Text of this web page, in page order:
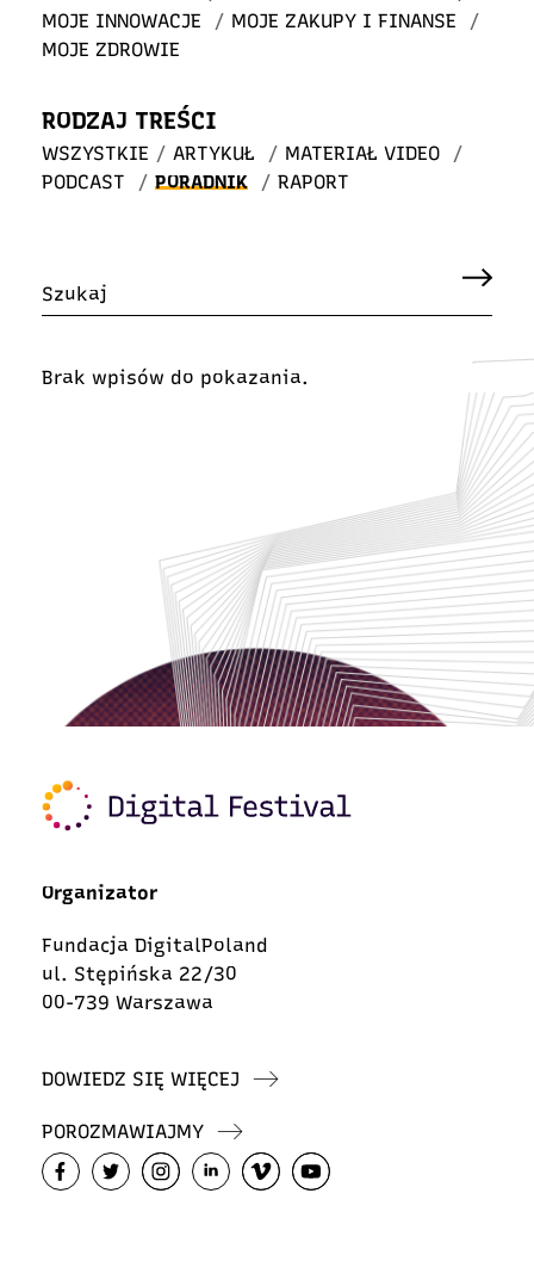
MOJE INNOWACJE
/ MOJE ZAKUPY I FINANSE
/
MOJE ZDROWIE
RODZAJ TREŚCI
WSZYSTKIE / ARTYKUŁ / MATERIAŁ VIDEO
/
PODCAST
/ PORADNIK / RAPORT
Brak wpisów do pokazania.
Organizator
Fundacja DigitalPoland
ul. Stępińska 22/30
00-739 Warszawa
DOWIEDZ SIĘ WIĘCEJ
POROZMAWIAJMY